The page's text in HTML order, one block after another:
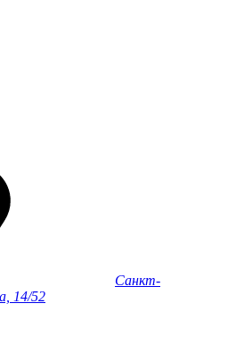
Санкт-
14/52